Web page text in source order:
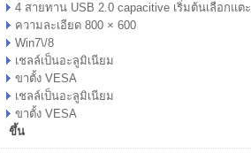
4 สายทาน USB 2.0 capacitive เริ่มต้นเลือกแตะ
ความละเอียด 800 × 600
Win7\/8
เชลล์เป็นอะลูมิเนียม
ขาตั้ง VESA
เชลล์เป็นอะลูมิเนียม
ขาตั้ง VESA
ขึ้น